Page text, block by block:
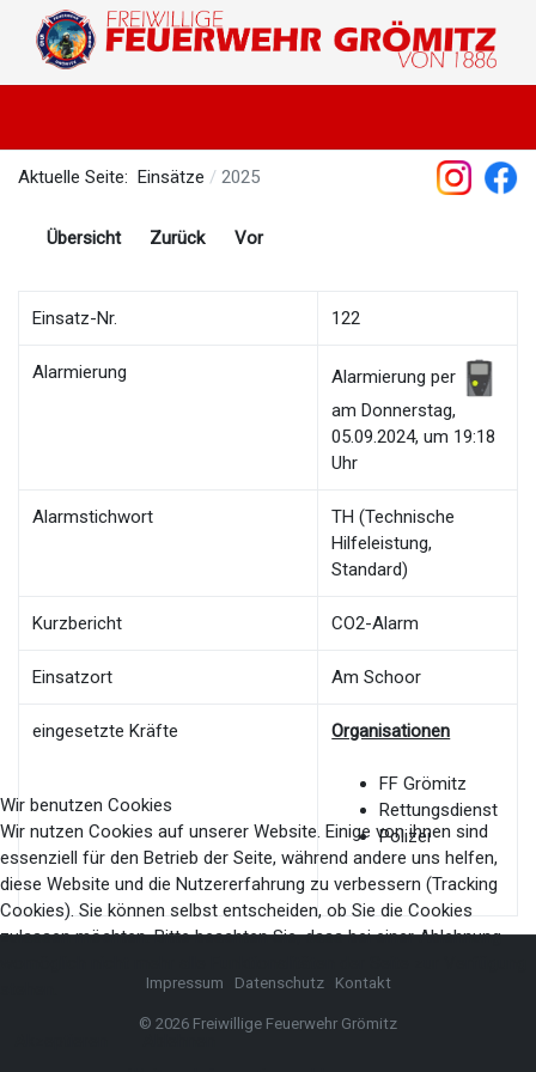
Aktuelle Seite: Einsätze 2025
Übersicht Zurück Vor
Einsatz-Nr. 122
Alarmierung
Alarmierung per
am Donnerstag,
05.09.2024, um 19:18
Uhr
Alarmstichwort
TH (Technische
Hilfeleistung,
Standard)
Kurzbericht CO2-Alarm
Einsatzort Am Schoor
eingesetzte Kräfte Organisationen
FF Grömitz
Rettungsdienst
Polizei
Impressum Datenschutz Kontakt
© 2026 Freiwillige Feuerwehr Grömitz
Wir benutzen Cookies
Wir nutzen Cookies auf unserer Website. Einige von ihnen sind
essenziell für den Betrieb der Seite, während andere uns helfen,
diese Website und die Nutzererfahrung zu verbessern (Tracking
Cookies). Sie können selbst entscheiden, ob Sie die Cookies
zulassen möchten. Bitte beachten Sie, dass bei einer Ablehnung